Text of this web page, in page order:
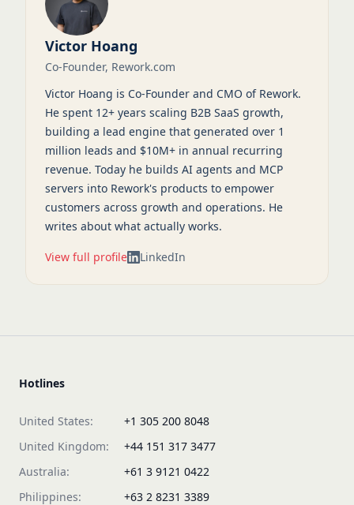
Victor Hoang
Co-Founder, Rework.com
Victor Hoang is Co-Founder and CMO of Rework.
He spent 12+ years scaling B2B SaaS growth,
building a lead engine that generated over 1
million leads and $10M+ in annual recurring
revenue. Today he builds AI agents and MCP
servers into Rework's products to empower
customers across growth and operations. He
writes about what actually works.
View full profile LinkedIn
Hotlines
United States:
+1 305 200 8048
United Kingdom:
+44 151 317 3477
Australia:
+61 3 9121 0422
Philippines:
+63 2 8231 3389